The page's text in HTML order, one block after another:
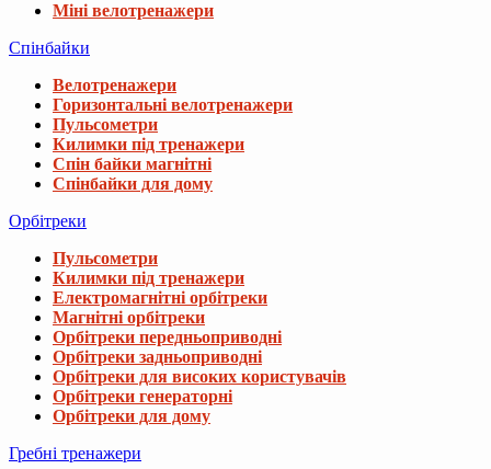
Міні велотренажери
Спінбайки
Велотренажери
Горизонтальні велотренажери
Пульсометри
Килимки під тренажери
Спін байки магнітні
Спінбайки для дому
Орбітреки
Пульсометри
Килимки під тренажери
Електромагнітні орбітреки
Магнітні орбітреки
Орбітреки передньоприводні
Орбітреки задньоприводні
Орбітреки для високих користувачів
Орбітреки генераторні
Орбітреки для дому
Гребні тренажери